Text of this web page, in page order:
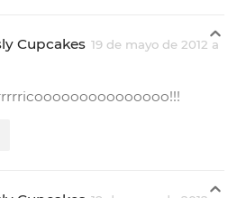
Cupcakes 19 de mayo de 2012 a